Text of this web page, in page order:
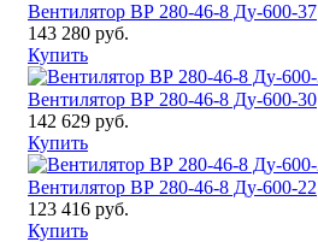
Вентилятор ВР 280-46-8 Ду-600-37
143 280 руб.
Купить
Вентилятор ВР 280-46-8 Ду-600-30
142 629 руб.
Купить
Вентилятор ВР 280-46-8 Ду-600-22
123 416 руб.
Купить